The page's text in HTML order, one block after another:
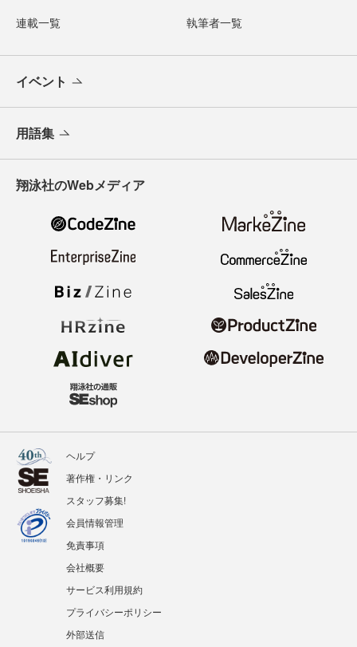
連載一覧 執筆者一覧
イベント
用語集
翔泳社のWebメディア
ヘルプ
著作権・リンク
スタッフ募集!
会員情報管理
免責事項
会社概要
サービス利用規約
プライバシーポリシー
外部送信